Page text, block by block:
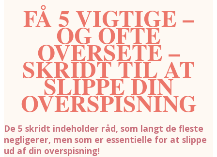
FÅ 5 VIGTIGE –
OG OFTE
OVERSETE –
SKRIDT TIL AT
SLIPPE DIN
OVERSPISNING
De 5 skridt indeholder råd, som langt de fleste
negligerer, men som er essentielle for at slippe
ud af din overspisning!